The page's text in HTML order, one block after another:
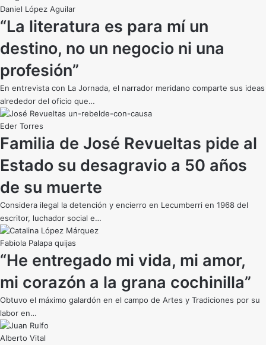
Daniel López Aguilar
“La literatura es para mí un
destino, no un negocio ni una
profesión”
En entrevista con La Jornada, el narrador meridano comparte sus ideas
alrededor del oficio que…
Eder Torres
Familia de José Revueltas pide al
Estado su desagravio a 50 años
de su muerte
Considera ilegal la detención y encierro en Lecumberri en 1968 del
escritor, luchador social e…
Fabiola Palapa quijas
“He entregado mi vida, mi amor,
mi corazón a la grana cochinilla”
Obtuvo el máximo galardón en el campo de Artes y Tradiciones por su
labor en…
Alberto Vital